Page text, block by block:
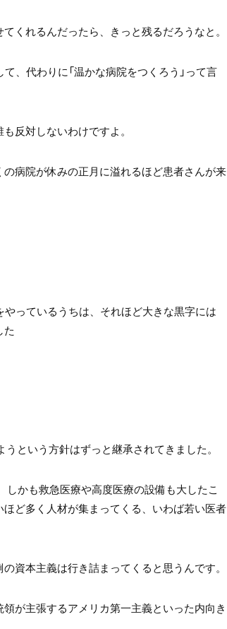
くれるんだったら、きっと残るだろうなと。
、代わりに「温かな病院をつくろう」って言
反対しないわけですよ。
病院が休みの正月に溢れるほど患者さんが来
っているうちは、それほど大きな黒字には
た
という方針はずっと継承されてきました。
かも救急医療や高度医療の設備も大したこ
ど多く人材が集まってくる、いわば若い医者
資本主義は行き詰まってくると思うんです。
が主張するアメリカ第一主義といった内向き